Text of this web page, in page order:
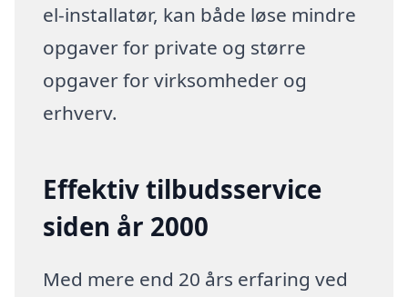
el-installatør, kan både løse mindre
opgaver for private og større
opgaver for virksomheder og
erhverv.
Effektiv tilbudsservice
siden år 2000
Med mere end 20 års erfaring ved